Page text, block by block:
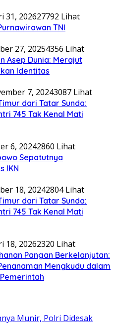
31, 202627792 Lihat
TNI
27, 20254356 Lihat
Asep Dunia: Merajut
Identitas
7, 20243087 Lihat
dari Tatar Sunda:
745 Tak Kenal Mati
6, 20242860 Lihat
Sepatutnya
IKN
18, 20242804 Lihat
dari Tatar Sunda:
745 Tak Kenal Mati
18, 20262320 Lihat
Pangan Berkelanjutan:
Mengkudu dalam